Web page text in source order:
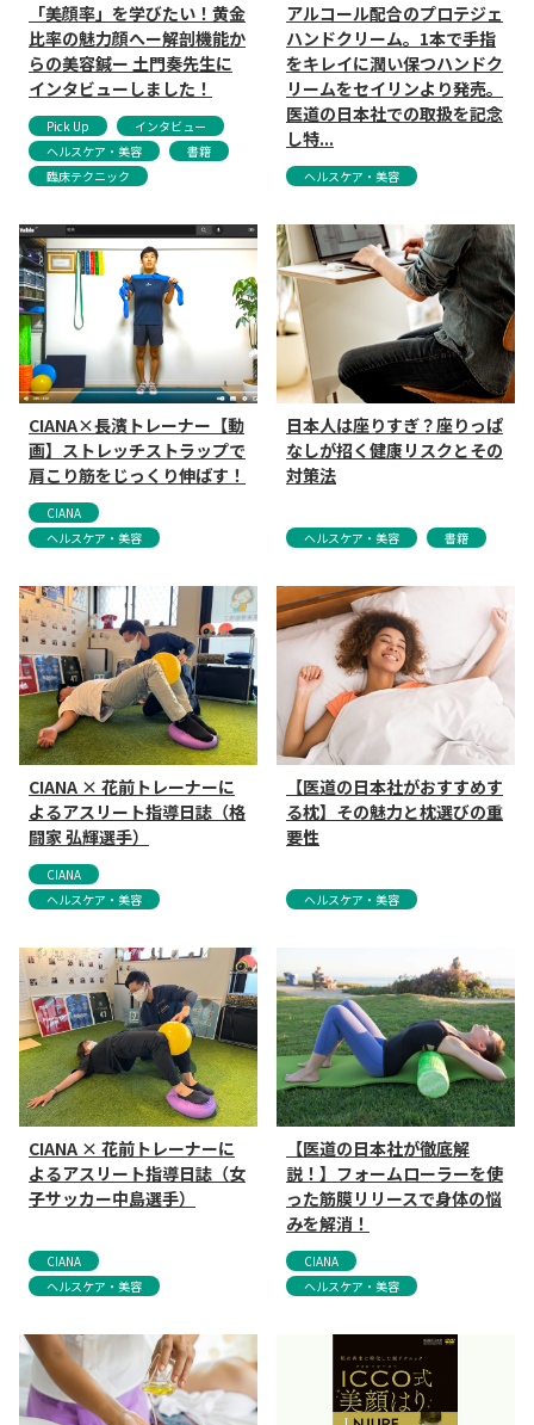
「美顔率」を学びたい！黄金
比率の魅力顔へー解剖機能か
らの美容鍼ー 土門奏先生に
インタビューしました！
Pick Up
インタビュー
ヘルスケア・美容
書籍
臨床テクニック
アルコール配合のプロテジェ
ハンドクリーム。1本で手指
をキレイに潤い保つハンドク
リームをセイリンより発売。
医道の日本社での取扱を記念
し特...
ヘルスケア・美容
CIANA×長濱トレーナー【動
画】ストレッチストラップで
肩こり筋をじっくり伸ばす！
CIANA
ヘルスケア・美容
日本人は座りすぎ？座りっぱ
なしが招く健康リスクとその
対策法
ヘルスケア・美容 書籍
CIANA × 花前トレーナーに
よるアスリート指導日誌（格
闘家 弘輝選手）
CIANA
ヘルスケア・美容
【医道の日本社がおすすめす
る枕】その魅力と枕選びの重
要性
ヘルスケア・美容
CIANA × 花前トレーナーに
よるアスリート指導日誌（女
子サッカー中島選手）
CIANA
ヘルスケア・美容
【医道の日本社が徹底解
説！】フォームローラーを使
った筋膜リリースで身体の悩
みを解消！
CIANA
ヘルスケア・美容